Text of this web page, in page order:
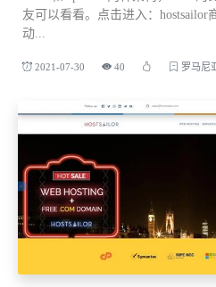
友可以看看。点击进入：hostsailor
动...
2021-07-30 40 罗马尼